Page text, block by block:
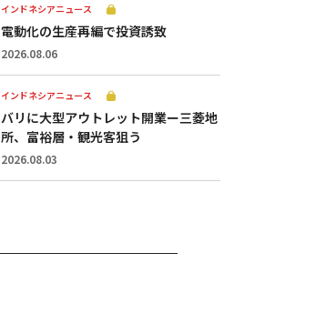
インドネシアニュース
電動化の生産再編で投資誘致
2026.08.06
インドネシアニュース
バリに大型アウトレット開業ー三菱地
所、富裕層・観光客狙う
2026.08.03